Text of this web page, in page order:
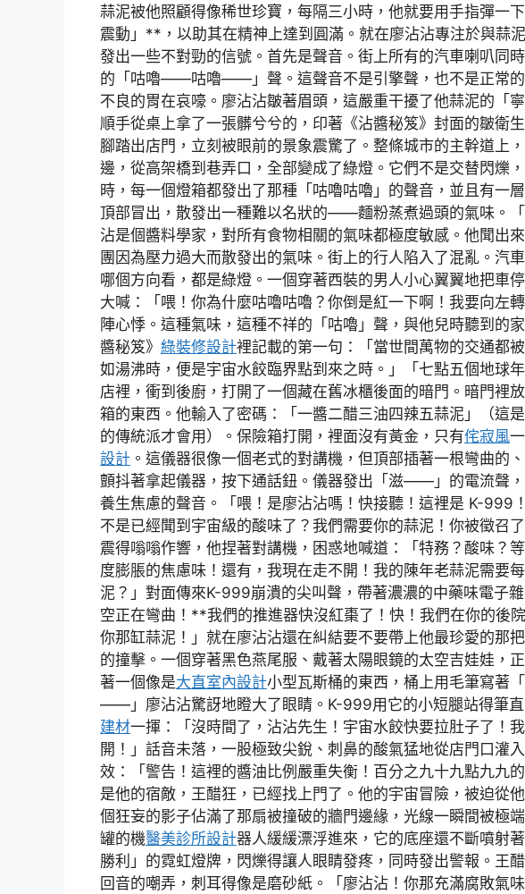
蒜泥被他照顧得像稀世珍寶，每隔三小時，他就要用手指彈一
震動」**，以助其在精神上達到圓滿。就在廖沾沾專注於與蒜
發出一些不對勁的信號。首先是聲音。街上所有的汽車喇叭同
的「咕嚕——咕嚕——」聲。這聲音不是引擎聲，也不是正常的
不良的胃在哀嚎。廖沾沾皺著眉頭，這嚴重干擾了他蒜泥的「
順手從桌上拿了一張髒兮兮的，印著《沾醬秘笈》封面的皺衛
腳踏出店門，立刻被眼前的景象震驚了。整條城市的主幹道上
邊，從高架橋到巷弄口，全部變成了綠燈。它們不是交替閃爍
時，每一個燈箱都發出了那種「咕嚕咕嚕」的聲音，並且有一
頂部冒出，散發出一種難以名狀的——麵粉蒸煮過頭的氣味。
沾是個醬料學家，對所有食物相關的氣味都極度敏感。他聞出
團因為壓力過大而散發出的氣味。街上的行人陷入了混亂。汽
哪個方向看，都是綠燈。一個穿著西裝的男人小心翼翼地把車
大喊：「喂！你為什麼咕嚕咕嚕？你倒是紅一下啊！我要向左
陣心悸。這種氣味，這種不祥的「咕嚕」聲，與他兒時聽到的
醬秘笈》 綠裝修設計裡記載的第一句：「當世間萬物的交通都
如湯沸時，便是宇宙水餃臨界點到來之時。」「七點五個地球
店裡，衝到後廚，打開了一個藏在舊冰櫃後面的暗門。暗門裡
箱的東西。他輸入了密碼：「一醬二醋三油四辣五蒜泥」（這
的傳統派才會用）。保險箱打開，裡面沒有黃金，只有侘寂風
設計 。這儀器很像一個老式的對講機，但頂部插著一根彎曲的
顫抖著拿起儀器，按下通話鈕。儀器發出「滋——」的電流聲
養生焦慮的聲音。「喂！是廖沾沾嗎！快接聽！這裡是 K-999
不是已經聞到宇宙級的酸味了？我們需要你的蒜泥！你被徵召
震得嗡嗡作響，他捏著對講機，困惑地喊道：「特務？酸味？
度膨脹的焦慮味！還有，我現在走不開！我的陳年老蒜泥需要
泥？」對面傳來K-999崩潰的尖叫聲，帶著濃濃的中藥味電子
空正在彎曲！**我們的推進器快沒紅棗了！快！我們在你的
你那缸蒜泥！」就在廖沾沾還在糾結要不要帶上他最珍愛的那
的撞擊。一個穿著黑色燕尾服、戴著太陽眼鏡的太空吉娃娃，
著一個像是大直室內設計小型瓦斯桶的東西，桶上用毛筆寫著
——」廖沾沾驚訝地瞪大了眼睛。K-999用它的小短腿站得筆
建材一揮：「沒時間了，沾沾先生！宇宙水餃快要拉肚子了！
開！」話音未落，一股極致尖銳、刺鼻的酸氣猛地從店門口灌
效：「警告！這裡的醬油比例嚴重失衡！百分之九十九點九九
是他的宿敵，王醋狂，已經找上門了。他的宇宙冒險，被迫從
個狂妄的影子佔滿了那扇被撞破的牆門邊緣，光線一瞬間被極
罐的機醫美診所設計器人緩緩漂浮進來，它的底座還不斷噴射
勝利」的霓虹燈牌，閃爍得讓人眼睛發疼，同時發出警報。王
回音的嘲弄，刺耳得像是磨砂紙。「廖沾沾！你那充滿腐敗氣味